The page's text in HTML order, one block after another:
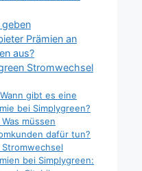
geben
Prämien an
aus?
Stromwechsel
Wann gibt es eine
bei Simplygreen?
Was müssen
dafür tun?
Stromwechsel
bei Simplygreen: